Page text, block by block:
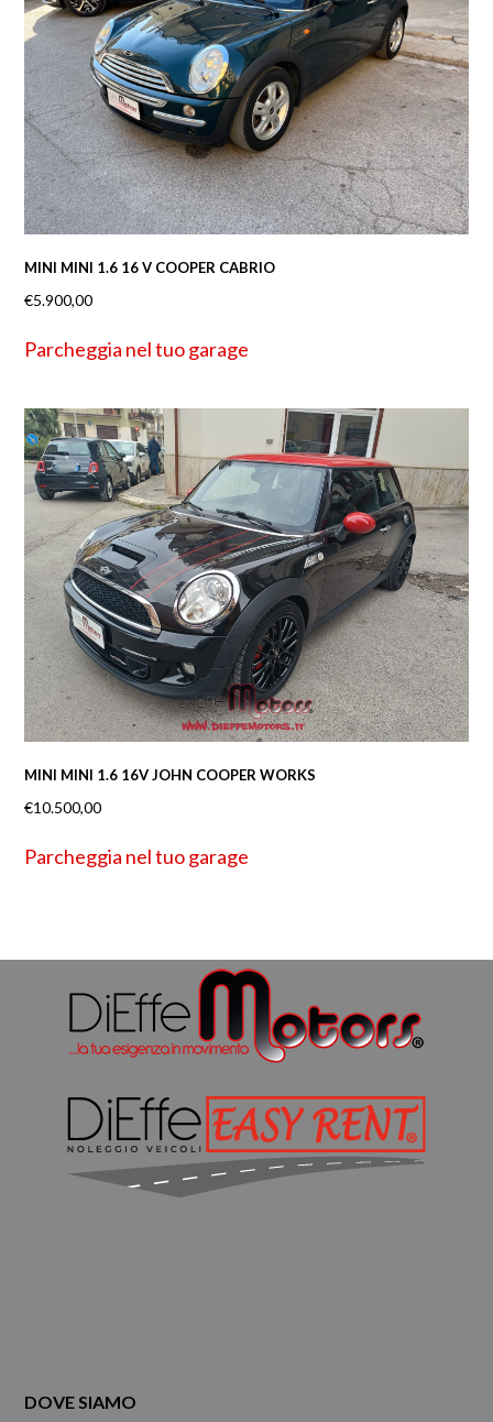
MINI MINI 1.6 16 V COOPER CABRIO
€5.900,00
Parcheggia nel tuo garage
MINI MINI 1.6 16V JOHN COOPER WORKS
€10.500,00
Parcheggia nel tuo garage
DOVE SIAMO